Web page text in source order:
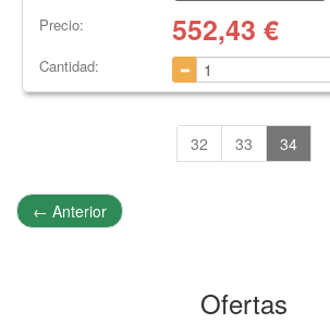
Precio: 552,43 €
Cantidad:
32 33 34
← Anterior
Ofertas